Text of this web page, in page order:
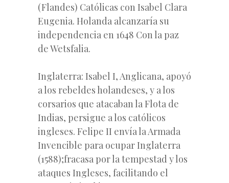
(Flandes) Católicas con Isabel Clara
Eugenia. Holanda alcanzaría su
independencia en 1648 Con la paz
de Wetsfalia.
Inglaterra: Isabel I, Anglicana, apoyó
a los rebeldes holandeses, y a los
corsarios que atacaban la Flota de
Indias, persigue a los católicos
ingleses. Felipe II envía la Armada
Invencible para ocupar Inglaterra
(1588);fracasa por la tempestad y los
ataques Ingleses, facilitando el